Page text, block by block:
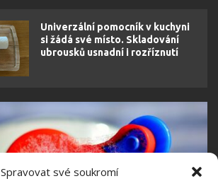
Spravovat své soukromí
Univerzální pomocník v kuchyni
si žádá své místo. Skladování
ubrousků usnadní i rozříznutí